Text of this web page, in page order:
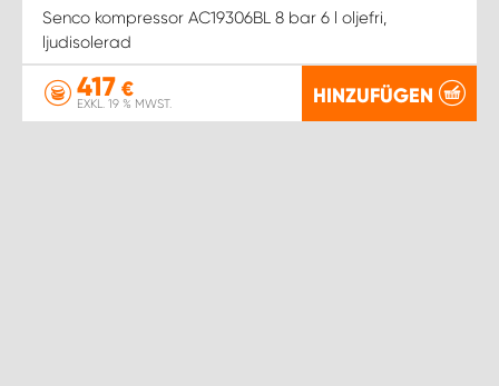
Senco kompressor AC19306BL 8 bar 6 l oljefri,
ljudisolerad
417 €
EXKL. 19 % MWST. HINZUFÜGEN